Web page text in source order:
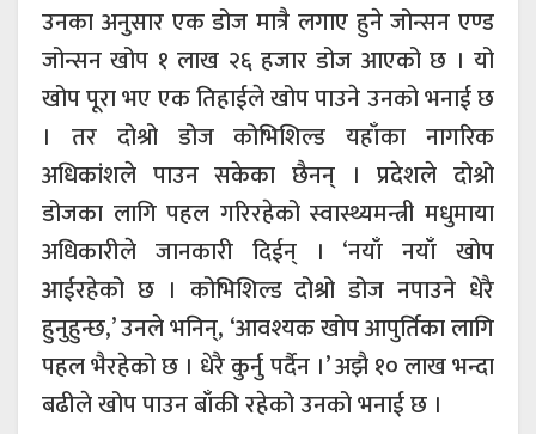
उनका अनुसार एक डोज मात्रै लगाए हुने जोन्सन एण्ड
जोन्सन खोप १ लाख २६ हजार डोज आएको छ । यो
खोप पूरा भए एक तिहाईले खोप पाउने उनको भनाई छ
। तर दोश्रो डोज कोभिशिल्ड यहाँका नागरिक
अधिकांशले पाउन सकेका छैनन् । प्रदेशले दोश्रो
डोजका लागि पहल गरिरहेको स्वास्थ्यमन्त्री मधुमाया
अधिकारीले जानकारी दिईन् । ‘नयाँ नयाँ खोप
आईरहेको छ । कोभिशिल्ड दोश्रो डोज नपाउने धेरै
हुनुहुन्छ,’ उनले भनिन्, ‘आवश्यक खोप आपुर्तिका लागि
पहल भैरहेको छ । धेरै कुर्नु पर्दैन ।’ अझै १० लाख भन्दा
बढीले खोप पाउन बाँकी रहेको उनको भनाई छ ।